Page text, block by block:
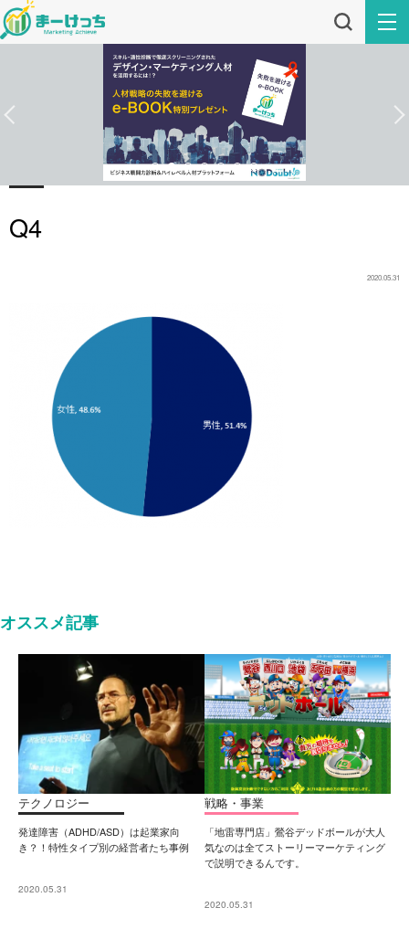
Q4
2020.05.31
オススメ記事
テクノロジー
発達障害（ADHD/ASD）は起業家向
き？！特性タイプ別の経営者たち事例
2020.05.31
戦略・事業
「地雷専門店」鶯谷デッドボールが大人
気なのは全てストーリーマーケティング
で説明できるんです。
2020.05.31